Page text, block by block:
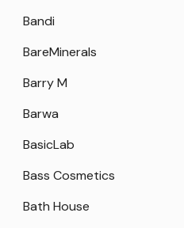
Bandi
BareMinerals
Barry M
Barwa
BasicLab
Bass Cosmetics
Bath House